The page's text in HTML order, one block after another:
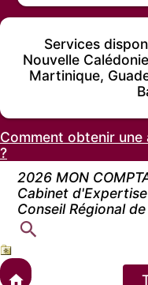
Services
Nouvelle
Martinique,
Comment obtenir
?
2026 MON
Cabinet
Conseil Régional